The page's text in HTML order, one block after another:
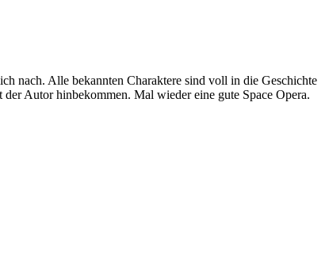
nach. Alle bekannten Charaktere sind voll in die Geschichte
Autor hinbekommen. Mal wieder eine gute Space Opera.